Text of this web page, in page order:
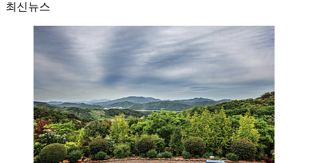
최신뉴스